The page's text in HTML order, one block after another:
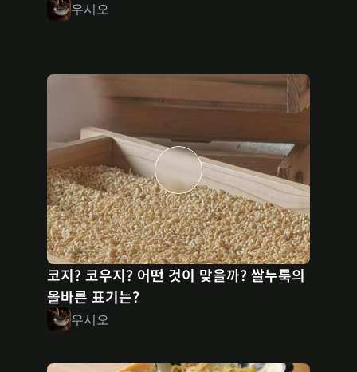
우시오
코지? 코우지? 어떤 것이 맞을까? 쌀누룩의
올바른 표기는?
우시오